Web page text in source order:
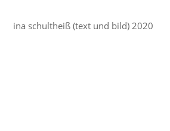
ina schultheiß (text und bild) 2020